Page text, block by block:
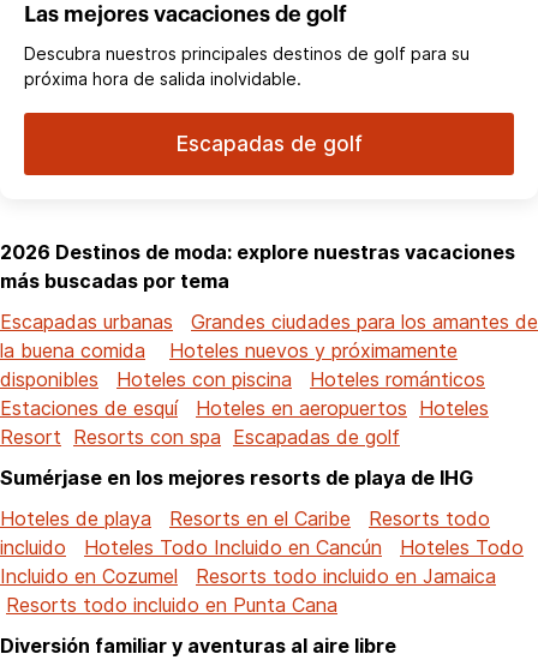
Las mejores vacaciones de golf
Descubra nuestros principales destinos de golf para su
próxima hora de salida inolvidable.
Escapadas de golf
2026 Destinos de moda: explore nuestras vacaciones
más buscadas por tema
Escapadas urbanas
Grandes ciudades para los amantes de
la buena comida
Hoteles nuevos y próximamente
disponibles
Hoteles con piscina
Hoteles románticos
Estaciones de esquí
Hoteles en aeropuertos Hoteles
Resort Resorts con spa Escapadas de golf
Sumérjase en los mejores resorts de playa de IHG
Hoteles de playa
Resorts en el Caribe
Resorts todo
incluido
Hoteles Todo Incluido en Cancún
Hoteles Todo
Incluido en Cozumel
Resorts todo incluido en Jamaica
Resorts todo incluido en Punta Cana
Diversión familiar y aventuras al aire libre